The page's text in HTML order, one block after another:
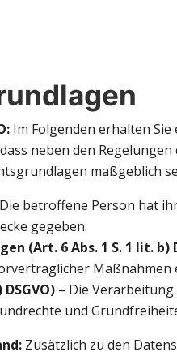
Im Folgenden erhalten
neben den
maßgeblich
betroffene Person hat
gegeben.
(Art. 6 Abs. 1 S. 1 lit. b)
– Die
und
Zusätzlich zu den